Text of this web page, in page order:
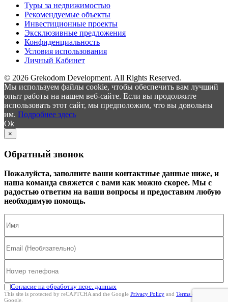
Туры за недвижимостью
Рекомендуемые объекты
Инвестиционные проекты
Эксклюзивные предложения
Конфиденциальность
Условия использования
Личный Кабинет
© 2026 Grekodom Development. All Rights Reserved.
Мы используем файлы cookie, чтобы обеспечить вам лучший
опыт работы на нашем веб-сайте. Если вы продолжите
использовать этот сайт, мы предположим, что вы довольны
им. Подробнее здесь
Ok
×
Обратный звонок
Пожалуйста, заполните ваши контактные данные ниже, и
наша команда свяжется с вами как можно скорее. Мы с
радостью ответим на ваши вопросы и предоставим любую
необходимую помощь.
Согласие на обработку перс. данных
This site is protected by reCAPTCHA and the Google Privacy Policy and Terms of Service
Google.